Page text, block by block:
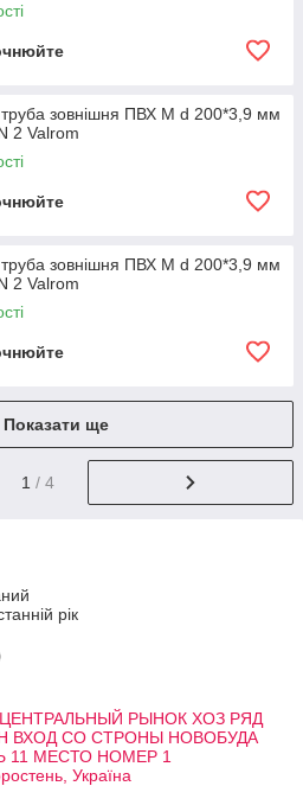
труба зовнішня ПВХ M d 200*3,9 мм
2 Valrom
труба зовнішня ПВХ M d 200*3,9 мм
2 Valrom
Показати ще
1 / 4
рік
РЫНОК ХОЗ РЯД
ВХОД СО СТРОНЫ НОВОБУДА
11 МЕСТО НОМЕР 1
Україна